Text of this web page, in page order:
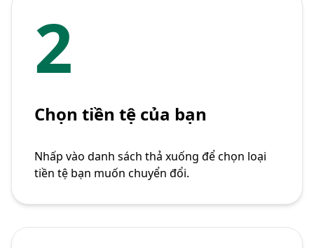
2
Chọn tiền tệ của bạn
Nhấp vào danh sách thả xuống để chọn loại
tiền tệ bạn muốn chuyển đổi.